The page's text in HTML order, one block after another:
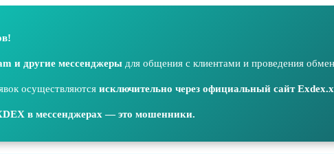
и другие мессенджеры для общения с клиентами и проведения
осуществляются исключительно через официальный сайт
в мессенджерах — это мошенники.